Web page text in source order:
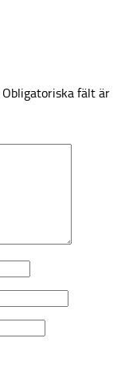
Obligatoriska fält är